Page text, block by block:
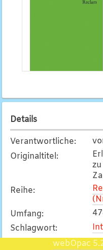
Details
Verantwortliche:
Originaltitel:
Reihe:
Umfang:
Schlagwort:
Originalsprache:
webOpac